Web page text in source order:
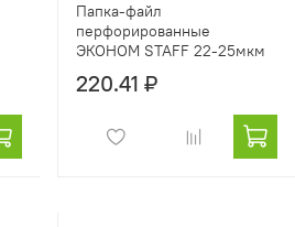
Папка-файл
перфорированные
ЭКОНОМ STAFF 22-25мкм
220.41 ₽